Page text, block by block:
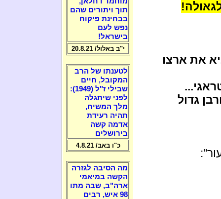
את ארצו
גדול
תוך ויתורים שהם
בבחינת פיקוח
נפש לעם
בישראל!
י"ב באלול/ 20.8.21
לטענתו של הרב
המקובל, חיים
שבילי ז"ל (1949):
לפני שיתגלה
מלך המשיח,
תהיה רעידת
אדמה קשה
בירושלים
כ"ו באב/ 4.8.21
מה הסיבה לגזרה
הקשה במיאמי
ארה"ב, שבה מתו
98 איש, רבים